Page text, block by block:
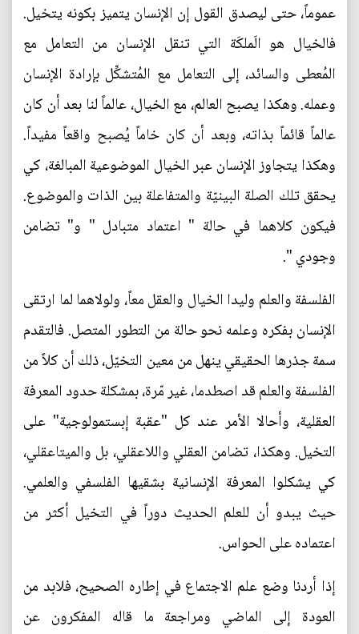
عموماً، حتى ليصدق القول إن الإنسان يتميز بكونه يتخيل.
فالخيال هو الَملكَة التي تنقل الإنسان من التعامل مع
المُعطى والسائد، إلى التعامل مع المُتشكِّل بإرادة الإنسان
وعمله. وهكذا يصبح العالم، مع الخيال، عالماً لنا بعد أن كان
عالماً قائماً بذاته، وبعد أن كان خاماً يُصبح واقعاً مفيداً.
وهكذا يتجاوز الإنسان عبر الخيال الموضوعية المبالغة، كي
يحقق تلك الصلة البينيّة والمتفاعلة بين الذات والموضوع.
فيكون كلاهما في حالة " اعتماد متبادل " و" تضامن
وجودي ".
الفلسفة والعلم وليدا الخيال والعقل معاً، ولولاهما لما ارتقى
الإنسان بفكره وعلمه نحو حالة من التطور المتصل. فالتقدم
سمة جذرها الحقيقي ينهل من معين التخيّل، ذلك أن كلاً من
الفلسفة والعلم قد اصطدما، غير مّرة، بمشكلة حدود المعرفة
العقلية، وأحالا الأمر عند كل "عقبة إبستمولوجية" على
التخيل. وهكذا، تضامن العقلي واللاعقلي، بل والميتاعقلي،
كي يشكلوا المعرفة الإنسانية بشقيها الفلسفي والعلمي.
حيث يبدو أن للعلم الحديث دوراً في التخيل أكثر من
اعتماده على الحواس.
إذا أردنا وضع علم الاجتماع في إطاره الصحيح، فلابد من
العودة إلى الماضي ومراجعة ما قاله المفكرون عن